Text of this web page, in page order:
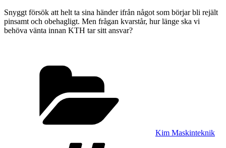
Snyggt försök att helt ta sina händer ifrån något som börjar bli rejält
pinsamt och obehagligt. Men frågan kvarstår, hur länge ska vi
behöva vänta innan KTH tar sitt ansvar?
Kim Maskinteknik